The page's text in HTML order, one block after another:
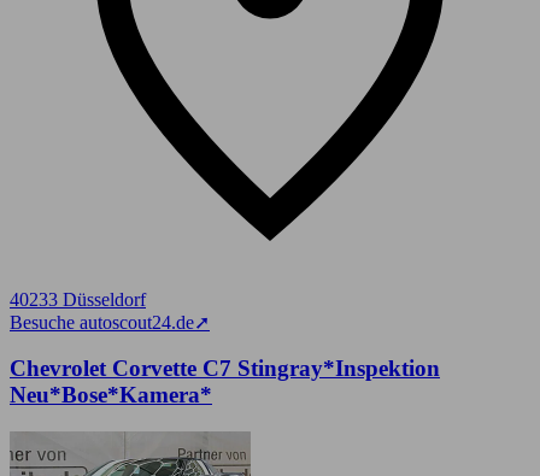
40233 Düsseldorf
Besuche autoscout24.de➚
Chevrolet Corvette C7 Stingray*Inspektion
Neu*Bose*Kamera*